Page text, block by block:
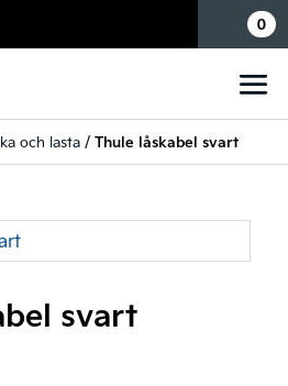
0
och lasta/ Thule låskabel svart
svart